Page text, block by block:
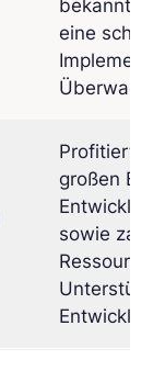
bekannt
eine
Profitiert
großen
sowie